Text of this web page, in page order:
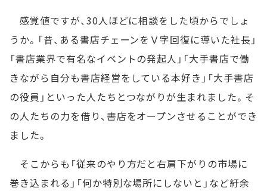
感覚値ですが、30人ほどに相談をした頃からでしょ
うか。「昔、ある書店チェーンをＶ字回復に導いた社長」
「書店業界で有名なイベントの発起人」「大手書店で働
きながら自分も書店経営をしている本好き」「大手書店
の役員」といった人たちとつながりが生まれました。そ
の人たちの力を借り、書店をオープンさせることができ
ました。
そこからも「従来のやり方だと右肩下がりの市場に
巻き込まれる」「何か特別な場所にしないと」など紆余